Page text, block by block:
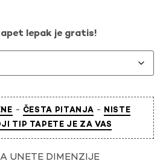
lepak je gratis!
- ČESTA PITANJA -
NISTE
TIP TAPETE JE ZA VAS
UNETE DIMENZIJE